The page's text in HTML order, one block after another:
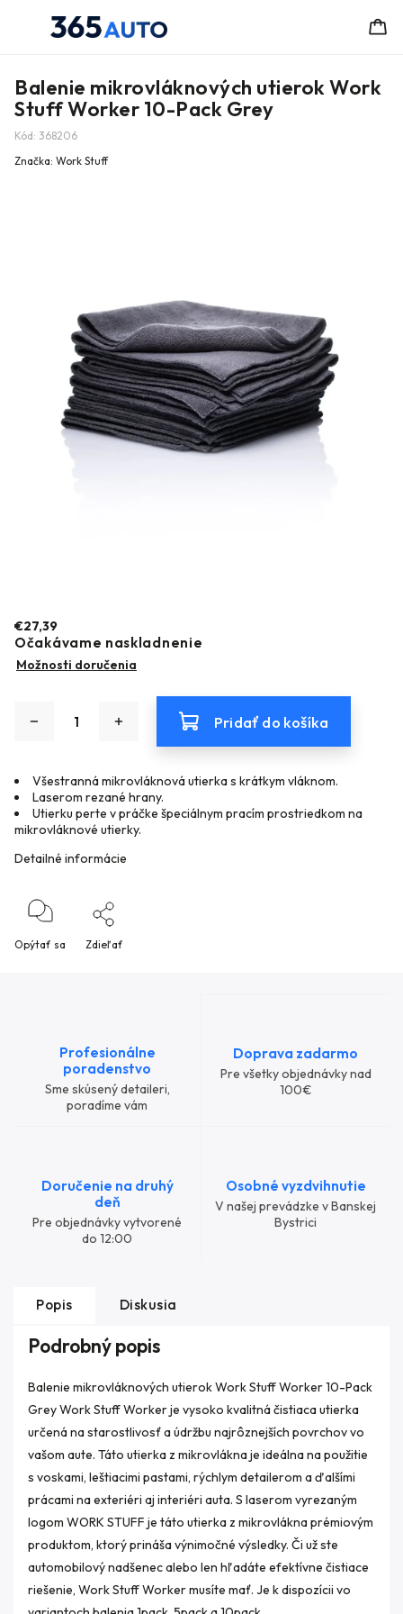
Balenie mikrovláknových utierok Work
Stuff Worker 10-Pack Grey
Kód: 368206
Značka: Work Stuff
€27,39
Očakávame naskladnenie
Možnosti doručenia
Pridať do košíka
Všestranná mikrovláknová utierka s krátkym vláknom.
Laserom rezané hrany.
Utierku perte v práčke špeciálnym pracím prostriedkom na
mikrovláknové utierky.
Detailné informácie
Opýtať sa Zdieľať
Profesionálne
poradenstvo
Sme skúsený detaileri,
poradíme vám
Doprava zadarmo
Pre všetky objednávky nad
100€
Doručenie na druhý
deň
Pre objednávky vytvorené
do 12:00
Osobné vyzdvihnutie
V našej prevádzke v Banskej
Bystrici
Popis Diskusia
Podrobný popis
Balenie mikrovláknových utierok Work Stuff Worker 10-Pack
Grey Work Stuff Worker je vysoko kvalitná čistiaca utierka
určená na starostlivosť a údržbu najrôznejších povrchov vo
vašom aute. Táto utierka z mikrovlákna je ideálna na použitie
s voskami, leštiacimi pastami, rýchlym detailerom a ďalšími
prácami na exteriéri aj interiéri auta. S laserom vyrezaným
logom WORK STUFF je táto utierka z mikrovlákna prémiovým
produktom, ktorý prináša výnimočné výsledky. Či už ste
automobilový nadšenec alebo len hľadáte efektívne čistiace
riešenie, Work Stuff Worker musíte mať. Je k dispozícii vo